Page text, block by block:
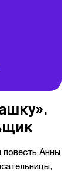
повесть Анны